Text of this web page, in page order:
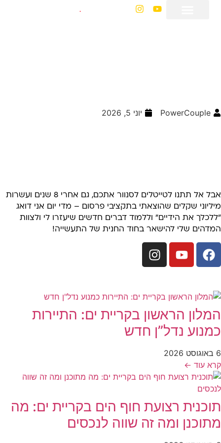
PowerCouple יוני 5, 2026
אבל אל תתנו לטייטלים לסנוור אתכם, גם אחרי 8 שנים ועשרות
שקלים שהוצאתי בתקציבי פרסום – מדי יום אני דואג
את הידיים״ וללמוד דברים חדשים שיעזרו לי ולצוות
שלי להישאר בחוד החנית של התעשייה!
הראשון בקריית ים: התיירות
נדל”ן חדש
עוד ←
רצועת חוף הים בקריית ים: מה
ומה זה שווה לנכסים